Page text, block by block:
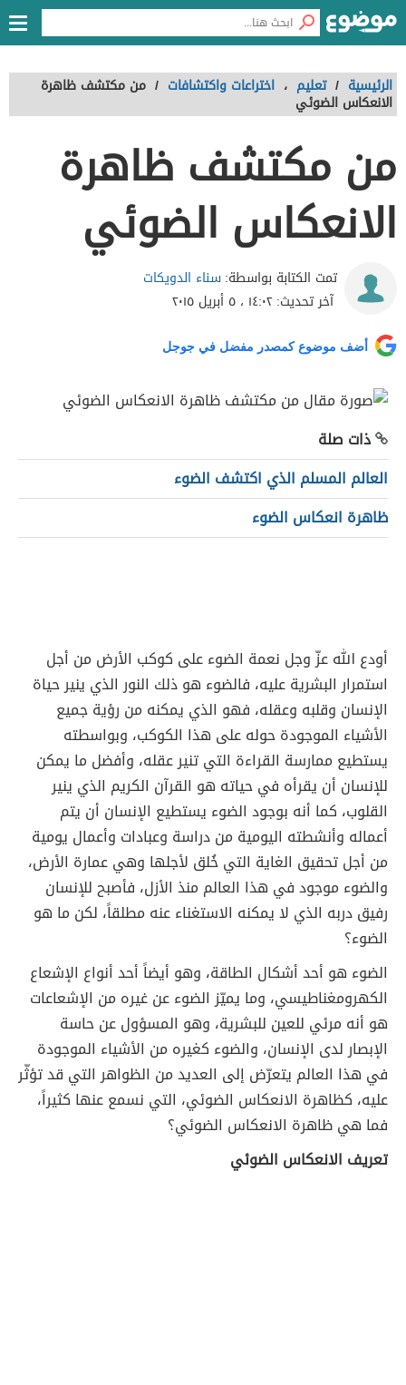
الرئيسية / تعليم ، اختراعات واكتشافات / من مكتشف ظاهرة
الانعكاس الضوئي
من مكتشف ظاهرة
الانعكاس الضوئي
تمت الكتابة بواسطة:سناء الدويكات
آخر تحديث:١٤:٠٢ ، ٥ أبريل ٢٠١٥
أضف موضوع كمصدر مفضل في جوجل
ذات صلة
العالم المسلم الذي اكتشف الضوء
ظاهرة انعكاس الضوء
أودع الله عزّ وجل نعمة الضوء على كوكب الأرض من أجل
استمرار البشرية عليه، فالضوء هو ذلك النور الذي ينير حياة
الإنسان وقلبه وعقله، فهو الذي يمكنه من رؤية جميع
الأشياء الموجودة حوله على هذا الكوكب، وبواسطته
يستطيع ممارسة القراءة التي تنير عقله، وأفضل ما يمكن
للإنسان أن يقرأه في حياته هو القرآن الكريم الذي ينير
القلوب، كما أنه بوجود الضوء يستطيع الإنسان أن يتم
أعماله وأنشطته اليومية من دراسة وعبادات وأعمال يومية
من أجل تحقيق الغاية التي خُلق لأجلها وهي عمارة الأرض،
والضوء موجود في هذا العالم منذ الأزل، فأصبح للإنسان
رفيق دربه الذي لا يمكنه الاستغناء عنه مطلقاً، لكن ما هو
الضوء؟
الضوء هو أحد أشكال الطاقة، وهو أيضاً أحد أنواع الإشعاع
الكهرومغناطيسي، وما يميّز الضوء عن غيره من الإشعاعات
هو أنه مرئي للعين للبشرية، وهو المسؤول عن حاسة
الإبصار لدى الإنسان، والضوء كغيره من الأشياء الموجودة
في هذا العالم يتعرّض إلى العديد من الظواهر التي قد تؤثّر
عليه، كظاهرة الانعكاس الضوئي، التي نسمع عنها كثيراً،
فما هي ظاهرة الانعكاس الضوئي؟
تعريف الانعكاس الضوئي